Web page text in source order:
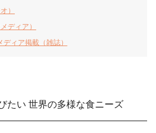
）
ディア）
ディア掲載（雑誌）
い 世界の多様な食ニーズ